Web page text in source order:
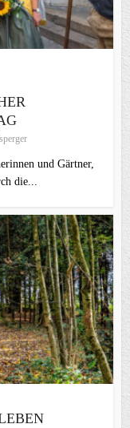
und Gärtner,
die...